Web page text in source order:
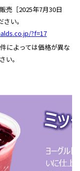
売［2025年7月30日
い。
?f=17
によっては価格が異な
い。